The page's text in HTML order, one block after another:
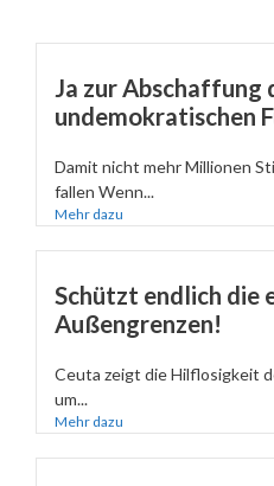
Ja zur Abschaffung
undemokratischen
Damit nicht mehr Millionen
fallen Wenn...
Mehr dazu
Schützt endlich die
Außengrenzen!
Ceuta zeigt die Hilflosigkeit
um...
Mehr dazu